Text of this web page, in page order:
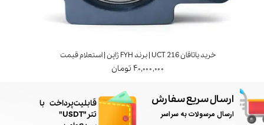
خرید یاتاقان UCT 216 | برند FYH ژاپن | استعلام قیمت
۴۰,۰۰۰,۰۰۰ تومان
ارسال سریع سفارش
ارسال مرسولات به سراسر
​قابلیت پرداخت با
تتر"USDT"